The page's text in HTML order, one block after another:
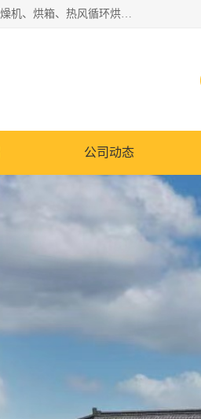
常州市圣祥干燥设备有限公司以生产干燥设备为主导产品，提供：干燥设备、干燥机、混合机、气流干燥机、烘箱、热风循环烘箱、沸腾干燥机、烘干机、喷雾干燥机等产品的生产、制造与销售服务。
公司动态